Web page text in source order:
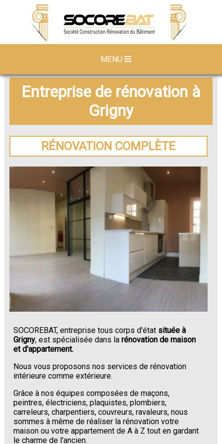
MENU
Entreprise de rénovation à
Grigny
RÉNOVATION COMPLÈTE
SOCOREBAT, entreprise tous corps d'état située à
Grigny, est spécialisée dans larénovation de maison
et d'appartement.
Nous vous proposons nos services de rénovation
intérieure comme extérieure.
Grâce à nos équipes composées de maçons,
peintres, électriciens, plaquistes, plombiers,
carreleurs, charpentiers, couvreurs, ravaleurs, nous
sommes à même de réaliser la rénovation votre
maison ou votre appartement de A à Z tout en gardant
le charme de l'ancien.